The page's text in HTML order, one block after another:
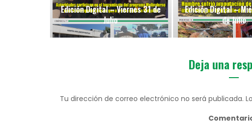
Edición Digital – Viernes 31 de
Julio
Edición Digital –
de Julio
Deja una
Tu dirección de correo electrónico no será publicada.